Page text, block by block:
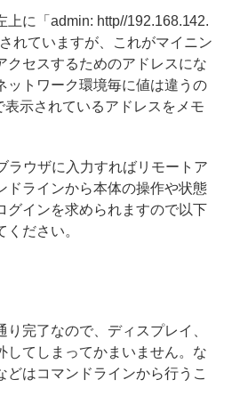
に「admin: http//192.168.142.
れていますが、これがマイニン
クセスするためのアドレスにな
ットワーク環境毎に値は違うの
示されているアドレスをメモ
ウザに入力すればリモートア
ドラインから本体の操作や状態
グインを求められますので以下
ださい。
完了なので、ディスプレイ、
してしまってかまいません。な
どはコマンドラインから行うこ